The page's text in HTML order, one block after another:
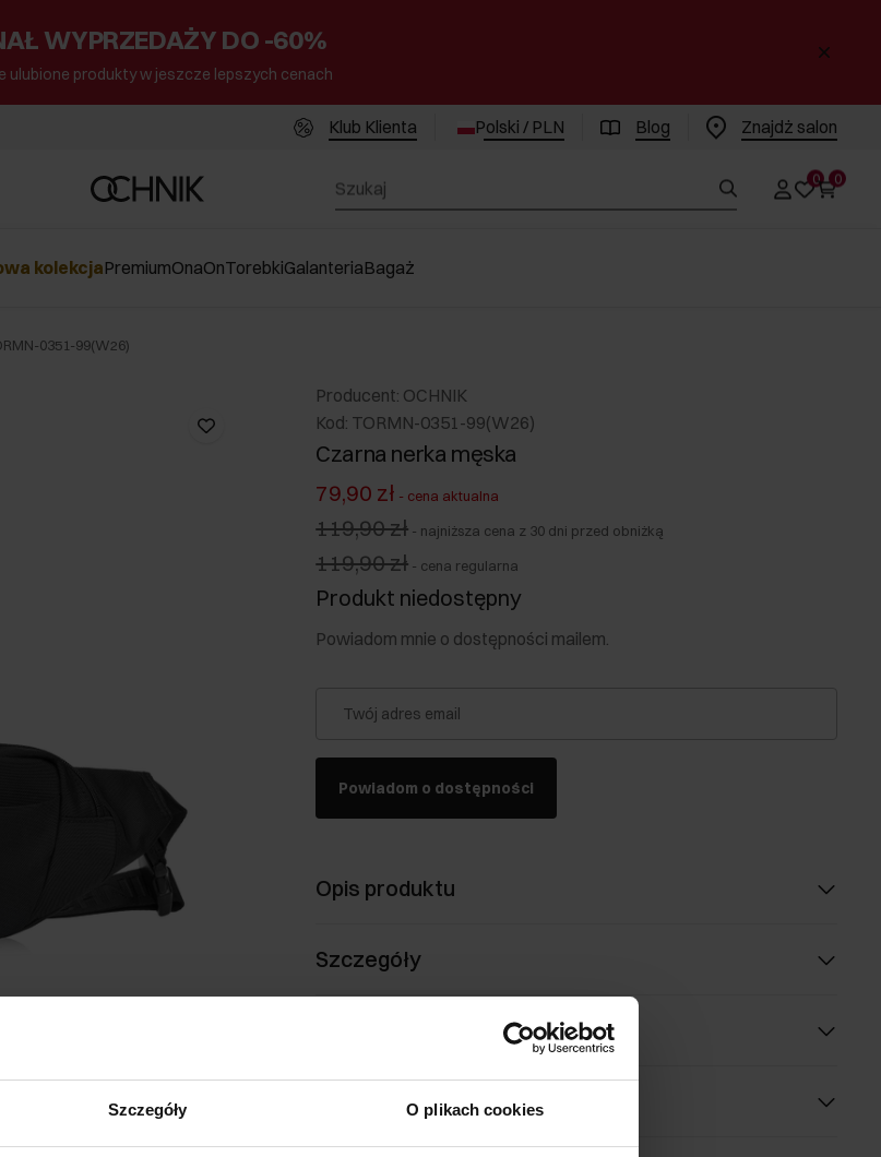
Szczegóły O plikach cookies
WYPRZEDAŻY DO -60%
ulubione produkty w jeszcze lepszych cenach
Klub Klienta Polski / PLN Blog Znajdż salon
0 0
kolekcjaPremiumOnaOnTorebkiGalanteriaBagaż
0351-99(W26)
Producent: OCHNIK
Kod: TORMN-0351-99(W26)
Czarna nerka męska
79,90 zł - cena aktualna
119,90 zł - najniższa cena z 30 dni przed obniżką
119,90 zł - cena regularna
Produkt niedostępny
Powiadom mnie o dostępności mailem.
Twój adres email
Powiadom o dostępności
Opis produktu
Szczegóły